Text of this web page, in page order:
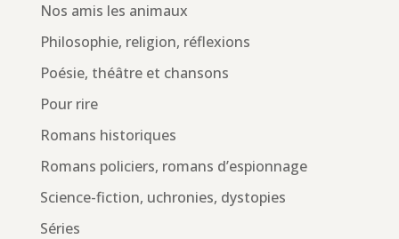
Nos amis les animaux
Philosophie, religion, réflexions
Poésie, théâtre et chansons
Pour rire
Romans historiques
Romans policiers, romans d’espionnage
Science-fiction, uchronies, dystopies
Séries